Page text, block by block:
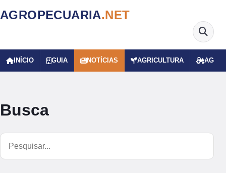
AGROPECUARIA.NET
INÍCIO GUIA NOTÍCIAS AGRICULTURA
Busca